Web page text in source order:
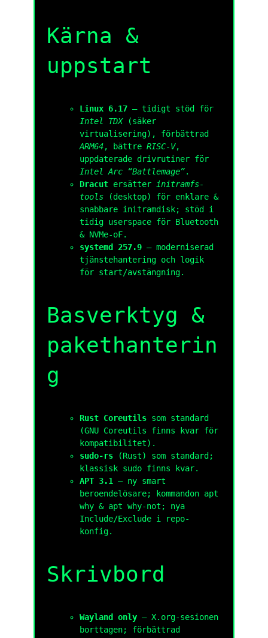
Kärna &
uppstart
Linux 6.17 — tidigt stöd för
Intel TDX(säker
virtualisering), förbättrad
ARM64, bättreRISC-V,
uppdaterade drivrutiner för
Intel Arc “Battlemage”.
Dracut ersätter
initramfs-
tools (desktop) för enklare &
snabbare initramdisk; stöd i
tidig userspace för Bluetooth
& NVMe-oF.
systemd 257.9 — moderniserad
tjänstehantering och logik
för start/avstängning.
Basverktyg &
pakethanterin
g
Rust Coreutils som standard
(GNU Coreutils finns kvar för
kompatibilitet).
sudo-rs (Rust) som standard;
klassisk sudo finns kvar.
APT 3.1
— ny smart
beroendelösare; kommandon apt
why & apt why-not ; nya
Include/Exclude i repo-
konfig.
Skrivbord
Wayland only — X.org-sesionen
borttagen; förbättrad